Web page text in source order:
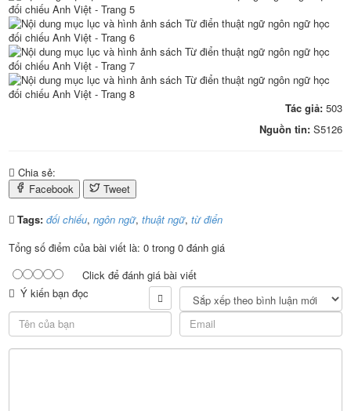
Tác giả: 503
Nguồn tin: S5126
Chia sẻ:
Facebook
Tweet
Tags: đối chiếu, ngôn ngữ, thuật ngữ, từ điển
Tổng số điểm của bài viết là: 0 trong 0 đánh giá
Click để đánh giá bài viết
Ý kiến bạn đọc